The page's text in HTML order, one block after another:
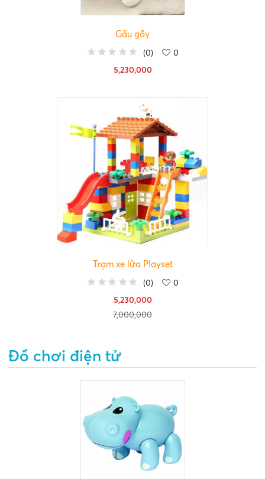
Gấu gầy
(0)
0
5,230,000
Trạm xe lửa Playset
(0)
0
5,230,000
7,000,000
Đồ chơi điện tử